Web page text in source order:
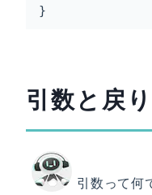
}
引数と戻
引数って何